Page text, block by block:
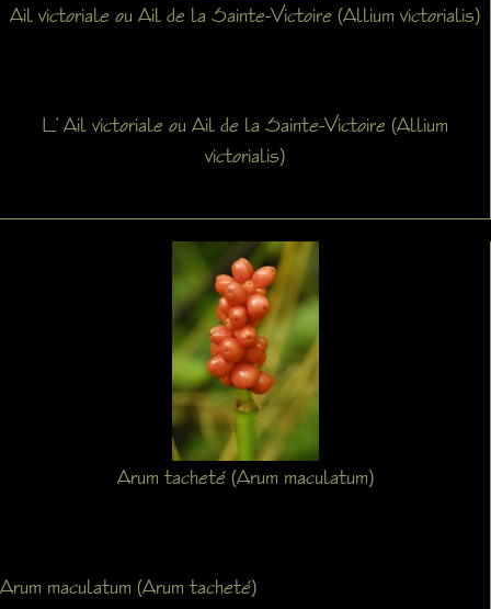
Ail victoriale ou Ail de la Sainte-Victoire (Allium victorialis)
L’ Ail victoriale ou Ail de la Sainte-Victoire (Allium
victorialis)
Arum tacheté (Arum maculatum)
Arum maculatum (Arum tacheté)